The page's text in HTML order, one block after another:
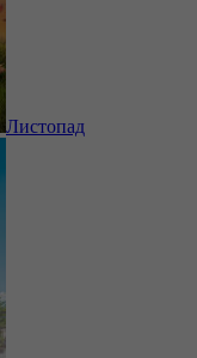
Листопад